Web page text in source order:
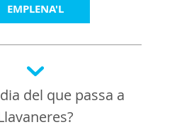
EMPLENA'L
del que passa a